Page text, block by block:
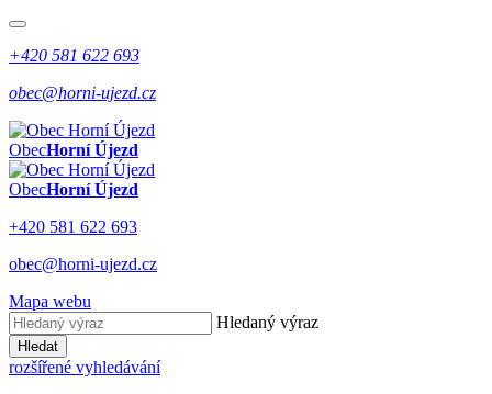
+420 581 622 693
obec@horni-ujezd.cz
ObecHorní Újezd
ObecHorní Újezd
+420 581 622 693
obec@horni-ujezd.cz
Mapa webu
Hledaný výraz
Hledat
rozšířené vyhledávání